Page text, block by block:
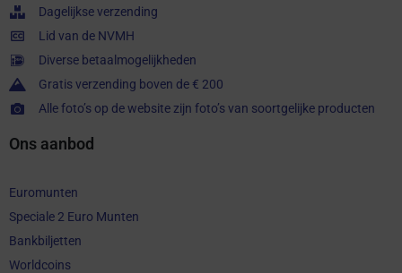
Dagelijkse verzending
Lid van de NVMH
Diverse betaalmogelijkheden
Gratis verzending boven de € 200
Alle foto’s op de website zijn foto’s van soortgelijke producten
Ons aanbod
Euromunten
Speciale 2 Euro Munten
Bankbiljetten
Worldcoins